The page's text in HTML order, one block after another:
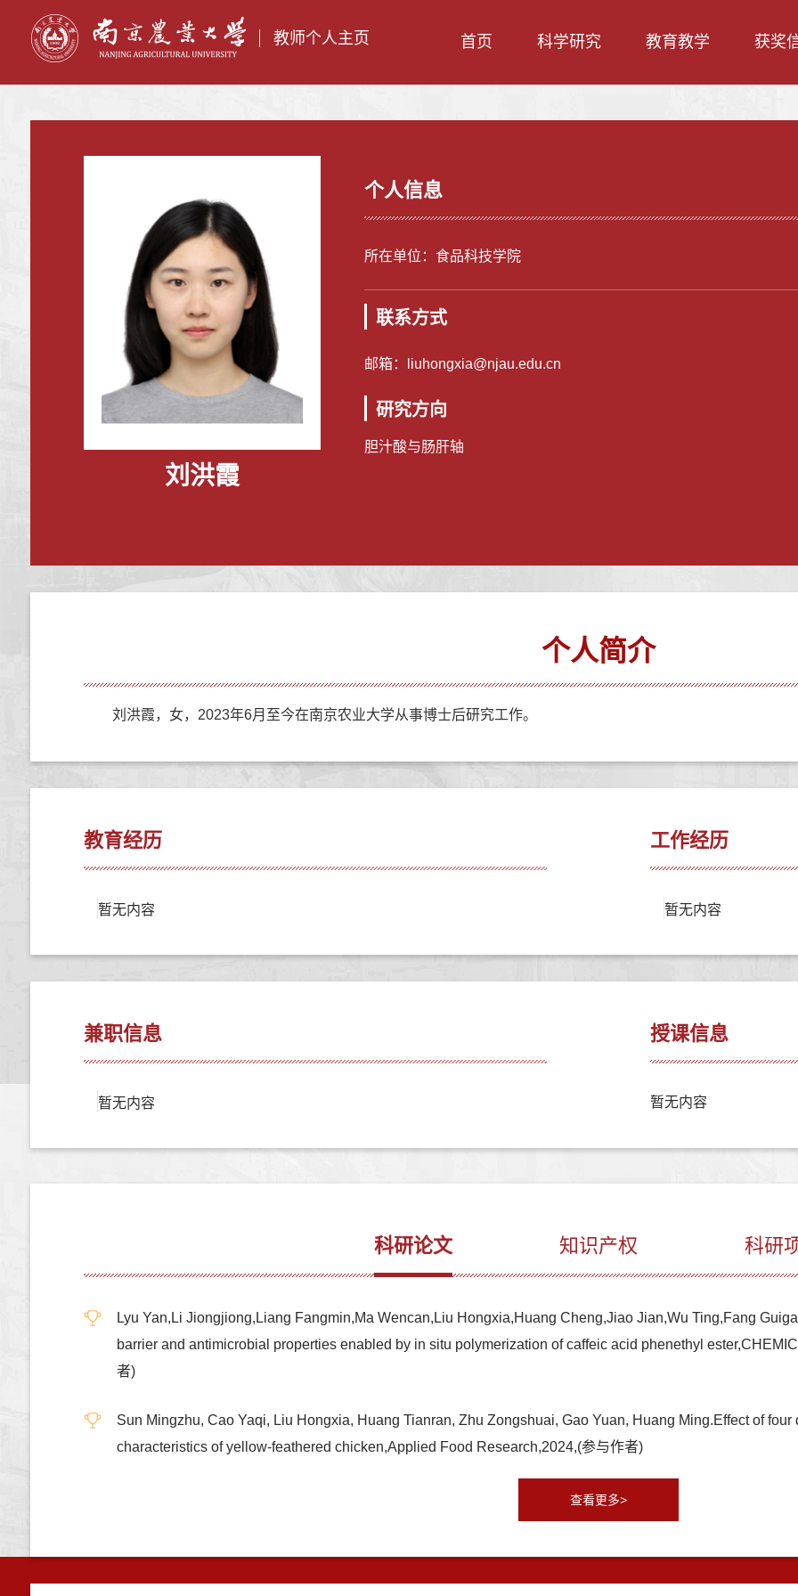
教师个人主页 首页 科学研究 教育教学 获奖
刘洪霞
个人信息
所在单位：食品科技学院
联系方式
邮箱： liuhongxia@njau.edu.cn
研究方向
胆汁酸与肠肝轴
个人简介
刘洪霞，女，2023年6月至今在南京农业大学从事博士后研究工作。
教育经历
暂无内容
工作经历
暂无内容
兼职信息
暂无内容
授课信息
暂无内容
科研论文 知识产权 科研
Lyu Yan,Li Jiongjiong,Liang Fangmin,Ma Wencan,Liu Hongxia,Huang Cheng,Jiao Jian,Wu Ting,Fang
barrier and antimicrobial properties enabled by in situ polymerization of caffeic acid phenethyl
者)
Sun Mingzhu, Cao Yaqi, Liu Hongxia, Huang Tianran, Zhu Zongshuai, Gao Yuan, Huang Ming.Effect of
characteristics of yellow-feathered chicken,Applied Food Research,2024,(参与作者)
查看更多>